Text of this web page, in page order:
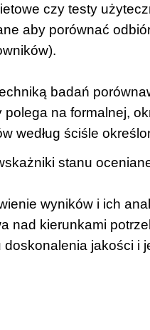
czy testy
aby porównać
badań
polega na formalnej,
według ściśle
stanu
wyników i ich
nad kierunkami
jakości i